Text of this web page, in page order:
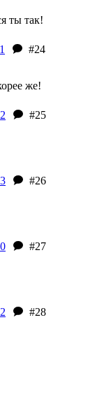
ты так!
#24
же!
#25
#26
#27
#28